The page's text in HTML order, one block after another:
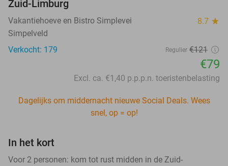
Zuid-Limburg
Vakantiehoeve en Bistro Simplevei 8.7 star
Simpelveld
Verkocht: 179
Regulier €121
€79
Excl. ca. €1,40 p.p.p.n. toeristenbelasting
Dagelijks om middernacht nieuwe Social Deals. Wees
snel, op = op!
In het kort
Voor 2 personen: kom tot rust midden in de Zuid-